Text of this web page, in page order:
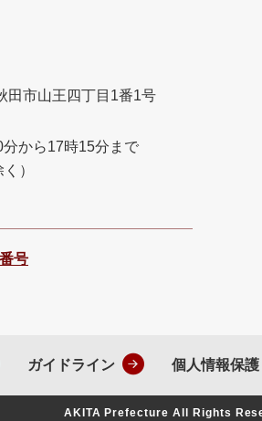
市山王四丁目1番1号
から17時15分まで
）
号
ガイドライン 個人情報保護
AKITA Prefecture All Rights